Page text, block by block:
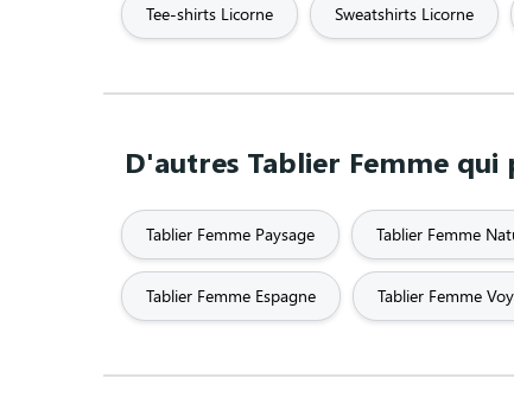
Tee-shirts Licorne Sweatshirts Licorne
D'autres Tablier Femme
Tablier Femme Paysage Tablier Femme
Tablier Femme Espagne Tablier Femme